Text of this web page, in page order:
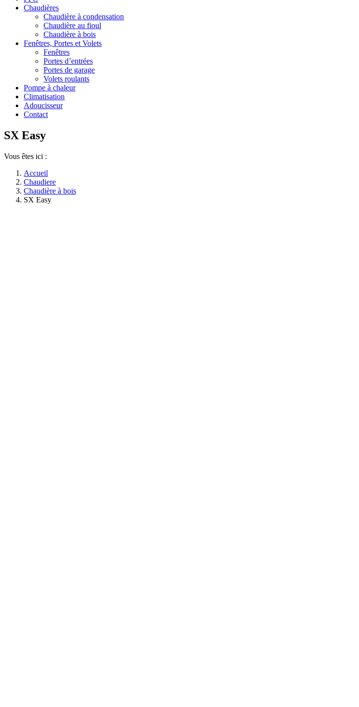
Chaudières
Chaudière à condensation
Chaudière au fioul
Chaudière à bois
Fenêtres, Portes et Volets
Fenêtres
Portes d’entrées
Portes de garage
Volets roulants
Pompe à chaleur
Climatisation
Adoucisseur
Contact
SX Easy
Vous êtes ici :
Accueil
Chaudiere
Chaudière à bois
SX Easy